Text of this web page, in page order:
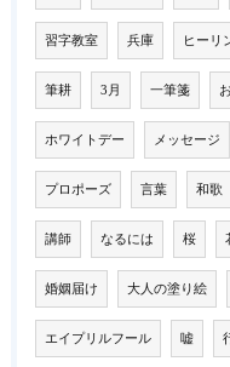
習字教室 兵庫 ヒーリ
筆耕 3月 一筆箋
ホワイトデー メッセージ
プロポーズ 言葉 和歌
講師 なるには 桜
婚姻届け 大人の塗り絵
エイプリルフール 嘘